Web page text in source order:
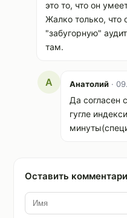
это то, что он
Жалко только, что
"забугорную"
там.
А Анатолий ·
Да согласен
гугле
Оставить